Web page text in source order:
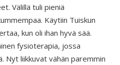
Välillä tuli pieniä
Käytiin Tuiskun
kun oli ihan hyvä sää.
fysioterapia, jossa
Nyt liikkuvat vähän paremmin